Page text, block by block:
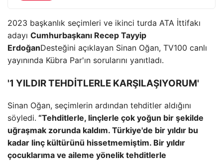
2023 başkanlık seçimleri ve ikinci turda ATA İttifakı
adayı Cumhurbaşkanı Recep Tayyip
ErdoğanDesteğini açıklayan Sinan Oğan, TV100 canlı
yayınında Kübra Par'ın sorularını yanıtladı.
'1 YILDIR TEHDİTLERLE KARŞILAŞIYORUM'
Sinan Oğan, seçimlerin ardından tehditler aldığını
söyledi. “Tehditlerle, linçlerle çok yoğun bir şekilde
uğraşmak zorunda kaldım. Türkiye'de bir yıldır bu
kadar linç kültürünü hissetmemiştim. Bir yıldır
çocuklarıma ve aileme yönelik tehditlerle